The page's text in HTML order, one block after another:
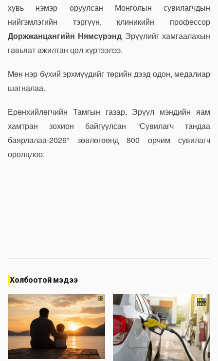
хувь нэмэр оруулсан Монголын сувилагчдын
нийгэмлэгийн тэргүүн, клиникийн профессор
Доржжанцангийн Нямсүрэнд Эрүүлийг хамгаалахын
гавьяат ажилтан цол хүртээлээ.
Мөн нэр бүхий эрхмүүдийг төрийн дээд одон, медалиар
шагналаа.
Ерөнхийлөгчийн Тамгын газар, Эрүүл мэндийн яам
хамтран зохион байгуулсан “Сувилагч тандаа
баярлалаа-2026” зөвлөгөөнд 800 орчим сувилагч
оролцлоо.
Холбоотой мэдээ